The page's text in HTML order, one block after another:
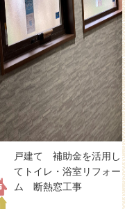
戸建て 補助金を活用し
てトイレ・浴室リフォー
ム 断熱窓工事